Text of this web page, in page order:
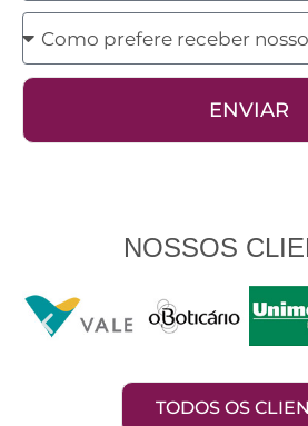
Como
prefere
receber
ENVIAR
NOSSOS
TODOS OS